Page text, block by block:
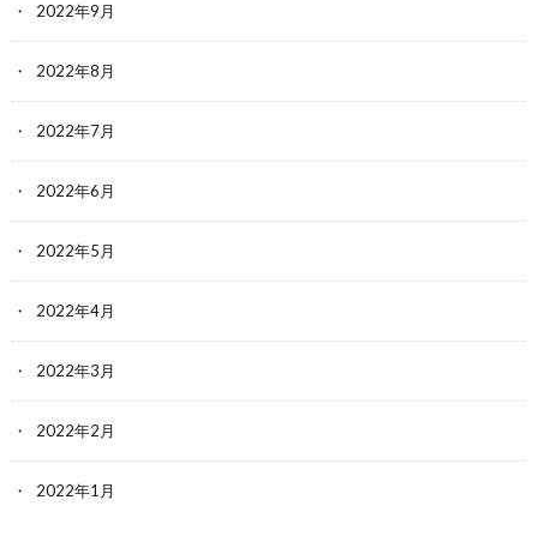
2022年9月
2022年8月
2022年7月
2022年6月
2022年5月
2022年4月
2022年3月
2022年2月
2022年1月